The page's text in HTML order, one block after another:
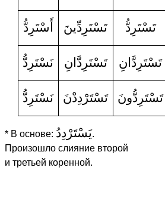
أَسْتَرِدُّ تَسْتَرِدِّينَ تَسْتَرِدُّ
نَسْتَرِدُّ تَسْتَرِدَّانِ تَسْتَرِدَّانِ
نَسْتَرِدُّ تَسْتَرْدِدْنَ تَسْتَرِدُّونَ
* В основе: يَسْتَرْدِدُ.
Произошло слияние второй
и третьей коренной.